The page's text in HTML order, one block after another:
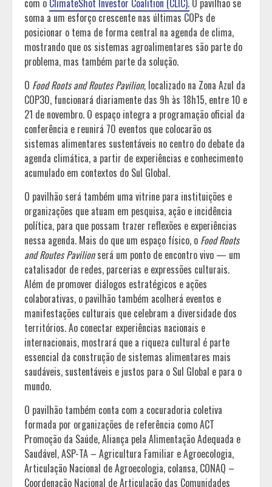
soma a um esforço crescente nas últimas COPs de
posicionar o tema de forma central na agenda de clima,
mostrando que os sistemas agroalimentares são parte do
problema, mas também parte da solução.
O Food Roots and Routes Pavilion, localizado na Zona Azul da
COP30, funcionará diariamente das 9h às 18h15, entre 10 e
21 de novembro. O espaço integra a programação oficial da
conferência e reunirá 70 eventos que colocarão os
sistemas alimentares sustentáveis no centro do debate da
agenda climática, a partir de experiências e conhecimento
acumulado em contextos do Sul Global.
O pavilhão será também uma vitrine para instituições e
organizações que atuam em pesquisa, ação e incidência
política, para que possam trazer reflexões e experiências
nessa agenda. Mais do que um espaço físico, o Food Roots
and Routes Pavilionserá um ponto de encontro vivo — um
catalisador de redes, parcerias e expressões culturais.
Além de promover diálogos estratégicos e ações
colaborativas, o pavilhão também acolherá eventos e
manifestações culturais que celebram a diversidade dos
territórios. Ao conectar experiências nacionais e
internacionais, mostrará que a riqueza cultural é parte
essencial da construção de sistemas alimentares mais
saudáveis, sustentáveis e justos para o Sul Global e para o
mundo.
O pavilhão também conta com a cocuradoria coletiva
formada por organizações de referência como ACT
Promoção da Saúde, Aliança pela Alimentação Adequada e
Saudável, ASP-TA – Agricultura Familiar e Agroecologia,
Articulação Nacional de Agroecologia, colansa, CONAQ –
Coordenação Nacional de Articulação das Comunidades